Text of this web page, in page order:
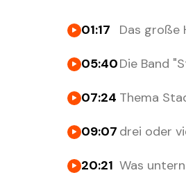
01:17 Das große
05:40Die Band
07:24 Thema
09:07 drei oder
20:21 Was